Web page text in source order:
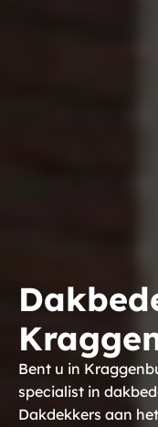
Bent u in
specialist in
Dakdekkers aan